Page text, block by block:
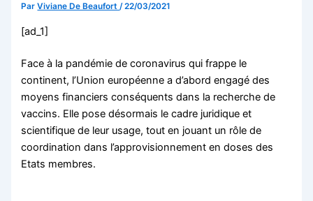
ParViviane De Beaufort/22/03/2021
[ad_1]
Face à la pandémie de coronavirus qui frappe le
continent, l’Union européenne a d’abord engagé des
moyens financiers conséquents dans la recherche de
vaccins. Elle pose désormais le cadre juridique et
scientifique de leur usage, tout en jouant un rôle de
coordination dans l’approvisionnement en doses des
Etats membres.